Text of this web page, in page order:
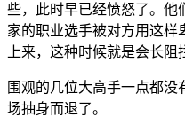
些，此时早已经愤怒了。他
家的职业选手被对方用这样
上来，这种时候就是会长阻
围观的几位大高手一点都
场抽身而退了。